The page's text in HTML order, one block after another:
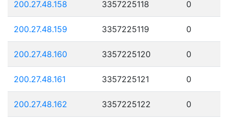
200.27.48.158 3357225118 0
200.27.48.159 3357225119 0
200.27.48.160 3357225120 0
200.27.48.161 3357225121 0
200.27.48.162 3357225122 0